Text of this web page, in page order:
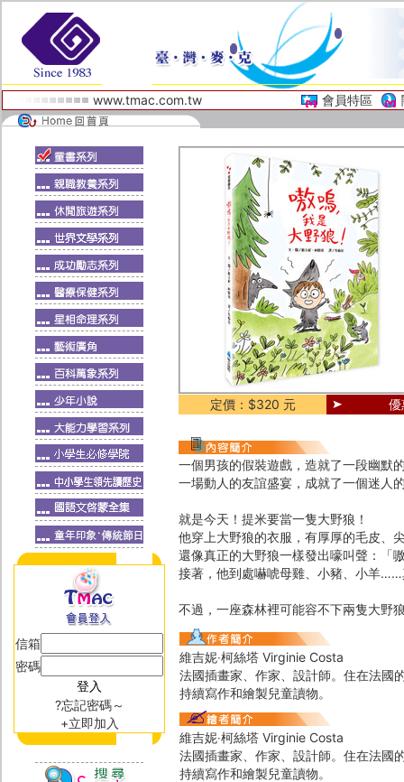
www.tmac.com.tw 會員特區
信箱
密碼
?忘記密碼～
+立即加入
定價：$320 元
一個男孩的假裝遊戲，造就了一段幽默
一場動人的友誼盛宴，成就了一個迷人
就是今天！提米要當一隻大野狼！
他穿上大野狼的衣服，有厚厚的毛皮、
還像真正的大野狼一樣發出嚎叫聲：「
接著，他到處嚇唬母雞、小豬、小羊
不過，一座森林裡可能容不下兩隻大野
維吉妮‧柯絲塔 Virginie Costa
法國插畫家、作家、設計師。住在法國
持續寫作和繪製兒童讀物。
維吉妮‧柯絲塔 Virginie Costa
法國插畫家、作家、設計師。住在法國
持續寫作和繪製兒童讀物。